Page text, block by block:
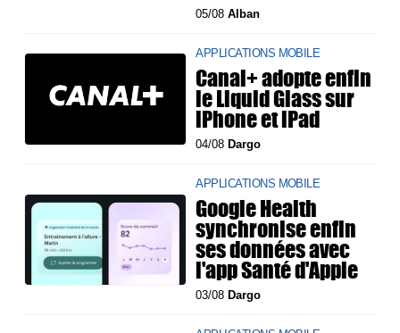
05/08Alban
APPLICATIONS MOBILE
Canal+ adopte enfin
le Liquid Glass sur
iPhone et iPad
04/08 Dargo
APPLICATIONS MOBILE
Google Health
synchronise enfin
ses données avec
l'app Santé d'Apple
03/08 Dargo